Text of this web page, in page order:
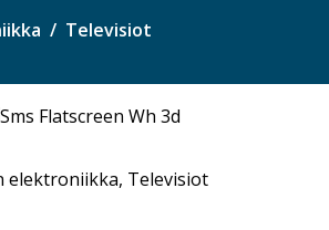
Televisiot
elektroniikka, Televisiot